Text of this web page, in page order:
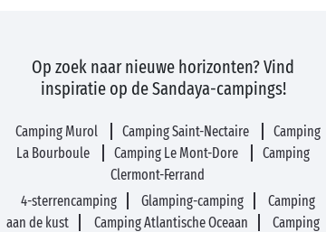
Op zoek naar nieuwe horizonten? Vind
inspiratie op de Sandaya-campings!
Camping Murol Camping Saint-Nectaire
Camping
La Bourboule
Camping Le Mont-Dore
Camping
Clermont-Ferrand
4-sterrencamping
Glamping-camping
Camping
aan de kust
Camping Atlantische Oceaan
Camping